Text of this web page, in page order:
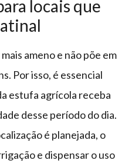
locais que
ameno e não põe em
Por isso, é essencial
estufa agrícola receba
desse período do dia.
é planejada, o
e dispensar o uso